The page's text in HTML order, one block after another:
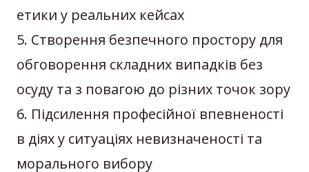
етики у реальних кейсах
5. Створення безпечного простору для
обговорення складних випадків без
осуду та з повагою до різних точок зору
6. Підсилення професійної впевненості
в діях у ситуаціях невизначеності та
морального вибору